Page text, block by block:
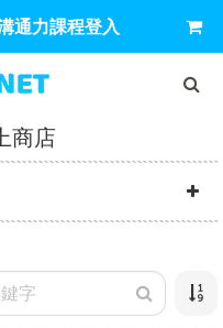
通力課程登入
商店